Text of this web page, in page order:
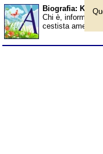
Biografia:
Chi è,
cestista